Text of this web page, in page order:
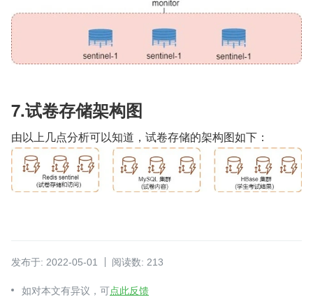
7.试卷存储架构图
由以上几点分析可以知道，试卷存储的架构图如下：
发布于: 2022-05-01 阅读数: 213
如对本文有异议，可点此反馈